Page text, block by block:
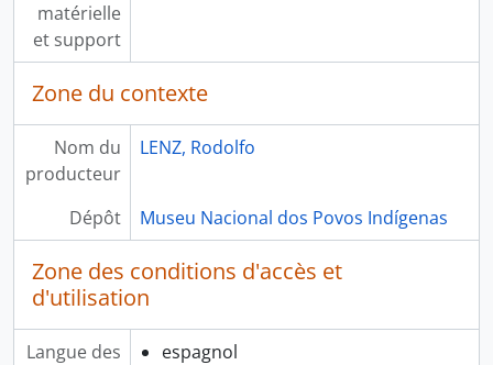
matérielle
et support
Zone du contexte
Nom du
producteur
LENZ, Rodolfo
Dépôt Museu Nacional dos Povos Indígenas
Zone des conditions d'accès et
d'utilisation
Langue des
espagnol